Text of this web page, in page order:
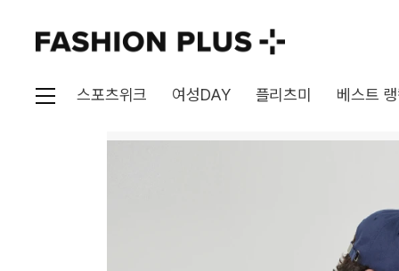
스포츠위크 여성DAY 플리츠미 베스트